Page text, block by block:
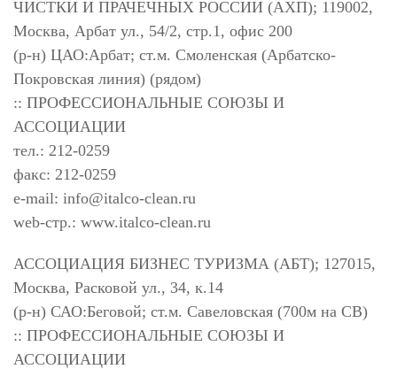
ЧИСТКИ И ПРАЧЕЧНЫХ РОССИИ (АХП); 119002,
Москва, Арбат ул., 54/2, стр.1, офис 200
(р-н) ЦАО:Арбат; ст.м. Смоленская (Арбатско-
Покровская линия) (рядом)
:: ПРОФЕССИОНАЛЬНЫЕ СОЮЗЫ И
АССОЦИАЦИИ
тел.: 212-0259
факс: 212-0259
e-mail: info@italco-clean.ru
web-стр.: www.italco-clean.ru
АССОЦИАЦИЯ БИЗНЕС ТУРИЗМА (АБТ); 127015,
Москва, Расковой ул., 34, к.14
(р-н) САО:Беговой; ст.м. Савеловская (700м на СВ)
:: ПРОФЕССИОНАЛЬНЫЕ СОЮЗЫ И
АССОЦИАЦИИ